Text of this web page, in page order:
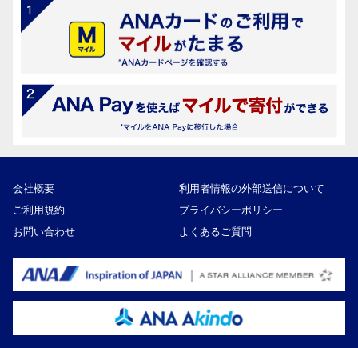
会社概要
利用者情報の外部送信について
ご利用規約
プライバシーポリシー
お問い合わせ
よくあるご質問